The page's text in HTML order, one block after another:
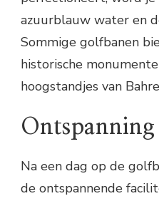
azuurblauw water en
Sommige golfbanen
historische
hoogstandjes van
Na een dag op de
de ontspannende